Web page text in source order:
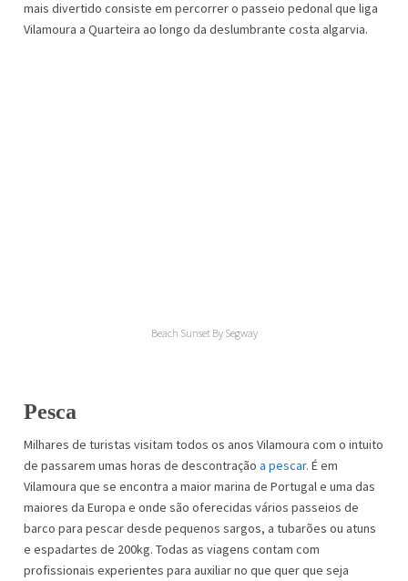
mais divertido consiste em percorrer o passeio pedonal que liga
Vilamoura a Quarteira ao longo da deslumbrante costa algarvia.
Beach Sunset By Segway
Pesca
Milhares de turistas visitam todos os anos Vilamoura com o intuito
de passarem umas horas de descontração a pescar. É em
Vilamoura que se encontra a maior marina de Portugal e uma das
maiores da Europa e onde são oferecidas vários passeios de
barco para pescar desde pequenos sargos, a tubarões ou atuns
e espadartes de 200kg. Todas as viagens contam com
profissionais experientes para auxiliar no que quer que seja